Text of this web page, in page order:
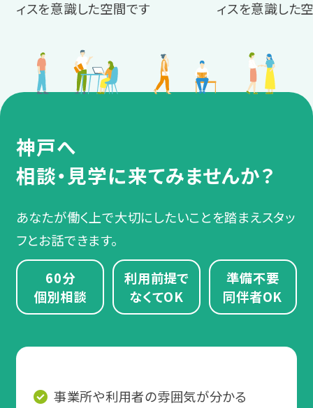
ィスを意識した空間です
ィスを意識した
神戸へ
相談・見学に来てみませんか？
あなたが働く上で大切にしたいことを踏まえスタッ
フとお話できます。
60分
個別相談
利用前提で
なくてOK
準備不要
同伴者OK
事業所や利用者の雰囲気が分かる